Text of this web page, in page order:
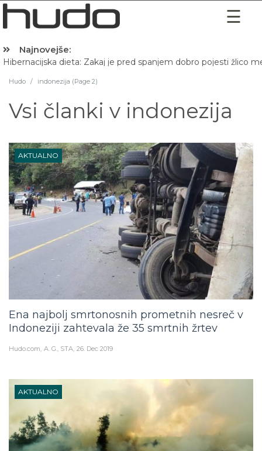
Najnovejše:
Hibernacijska dieta: Zakaj je pred spanjem dobro pojesti žlico
Hudo / indonezija (Page 2)
Vsi članki v indonezija
AKTUALNO
Ena najbolj smrtonosnih prometnih nesreč v
Indoneziji zahtevala že 35 smrtnih žrtev
Hudo.com A. G., STA 26. Dec 2019
AKTUALNO